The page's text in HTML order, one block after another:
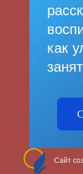
как
Сайт